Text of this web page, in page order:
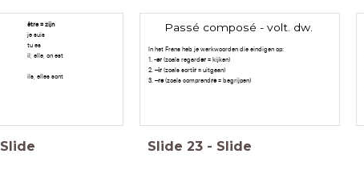
être = zijn
je suis
tu es
il, elle, on est
ils, elles sont
Slide
Passé composé - volt. dw.
In het Frans heb je werkwoorden die eindigen op:
1. -er(zoals regarder= kijken)
2. –ir(zoals sortir= uitgaan)
3. –re(zoals comprendre= begrijpen)
Slide 23 - Slide